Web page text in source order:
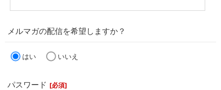
メルマガの配信を希望しますか？
はい いいえ
パスワード [必須]